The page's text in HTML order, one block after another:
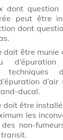
dont
peut être
dont
doit être munie
techniques
ducal.
doit être
les
non-